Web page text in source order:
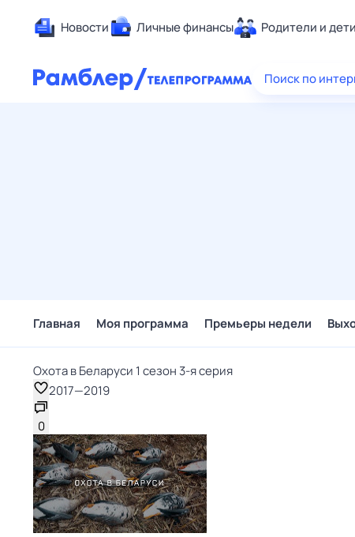
Новости Личные финансы Родители и дети
Здоровье
Поиск по
Главная Моя программа Премьеры недели
Охота в Беларуси 1 сезон 3-я серия
2017—2019
0